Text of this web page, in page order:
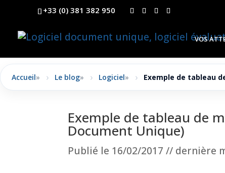
+33 (0) 381 382 950
VOS
Accueil» Le blog» Logiciel» Exemple de tableau
Exemple de tableau de
Document Unique)
Publié le 16/02/2017 // dernière